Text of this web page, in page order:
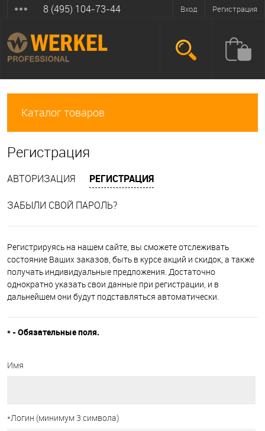
Вход Регистрация
8 (495) 104-73-44
Каталог товаров
Регистрация
АВТОРИЗАЦИЯ РЕГИСТРАЦИЯ
ЗАБЫЛИ СВОЙ ПАРОЛЬ?
Регистрируясь на нашем сайте, вы сможете отслеживать
состояние Ваших заказов, быть в курсе акций и скидок, а также
получать индивидуальные предложения. Достаточно
однократно указать свои данные при регистрации, и в
дальнейшем они будут подставляться автоматически.
* - Обязательные поля.
Имя
*Логин (минимум 3 символа)